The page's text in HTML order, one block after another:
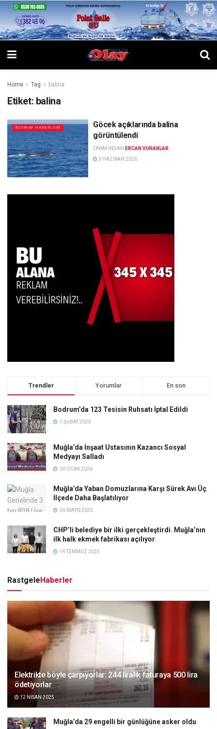
Home Tag balina
Etiket: balina
BODRUM HABERLERI
Göcek açıklarında balina
görüntülendi
TARAFINDAN ERCAN VURANLAR
3 HAZIRAN 2026
Trendler Yorumlar En son
Bodrum’da 123 Tesisin Ruhsatı İptal Edildi
1 ŞUBAT 2025
Muğla’da İnşaat Ustasının Kazancı Sosyal
Medyayı Salladı
24 OCAK 2026
Muğla’da Yaban Domuzlarına Karşı Sürek Avı Üç
İlçede Daha Başlatılıyor
24 MAYIS 2025
CHP’li belediye bir ilki gerçekleştirdi. Muğla’nın
ilk halk ekmek fabrikası açılıyor
14 TEMMUZ 2025
RastgeleHaberler
Elektrikte böyle çarpıyorlar: 244 liralık faturaya 500 lira
ödetiyorlar
12 NISAN 2025
Muğla’da 29 engelli bir günlüğüne asker oldu